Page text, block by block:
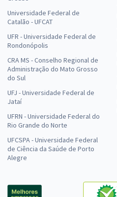
Universidade Federal de
Catalão - UFCAT
UFR - Universidade Federal de
Rondonópolis
CRA MS - Conselho Regional de
Administração do Mato Grosso
do Sul
UFJ - Universidade Federal de
Jataí
UFRN - Universidade Federal do
Rio Grande do Norte
UFCSPA - Universidade Federal
de Ciência da Saúde de Porto
Alegre